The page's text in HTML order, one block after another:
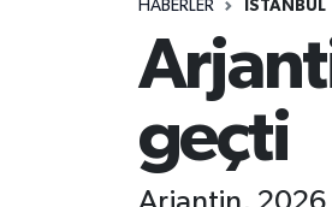
HABERLER ISTANBUL
geçti
Haberde insan
Son Dakika Haberleri